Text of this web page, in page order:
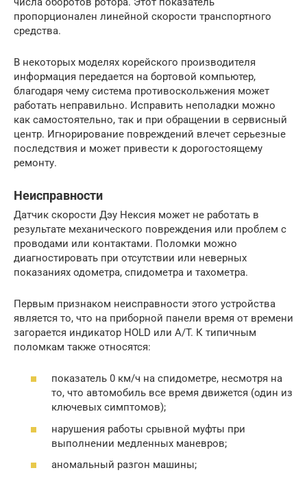
пропорционален линейной скорости транспортного
средства.
В некоторых моделях корейского производителя
информация передается на бортовой компьютер,
благодаря чему система противоскольжения может
работать неправильно. Исправить неполадки можно
как самостоятельно, так и при обращении в сервисный
центр. Игнорирование повреждений влечет серьезные
последствия и может привести к дорогостоящему
ремонту.
Неисправности
Датчик скорости Дэу Нексия может не работать в
результате механического повреждения или проблем с
проводами или контактами. Поломки можно
диагностировать при отсутствии или неверных
показаниях одометра, спидометра и тахометра.
Первым признаком неисправности этого устройства
является то, что на приборной панели время от времени
загорается индикатор HOLD или A/T. К типичным
поломкам также относятся:
показатель 0 км/ч на спидометре, несмотря на
то, что автомобиль все время движется (один из
ключевых симптомов);
нарушения работы срывной муфты при
выполнении медленных маневров;
аномальный разгон машины;